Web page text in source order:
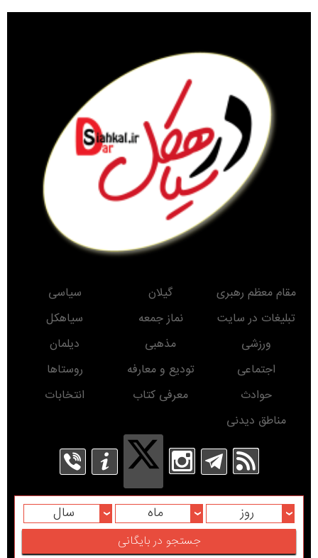
مقام معظم رهبری گیلان
سیاسی
تبلیغات در سایت
نماز جمعه
سیاهکل
ورزشی
مذهبی
دیلمان
اجتماعی
تودیع و معارفه
روستاها
حوادث
معرفی کتاب
انتخابات
مناطق دیدنی
روز ماه سال